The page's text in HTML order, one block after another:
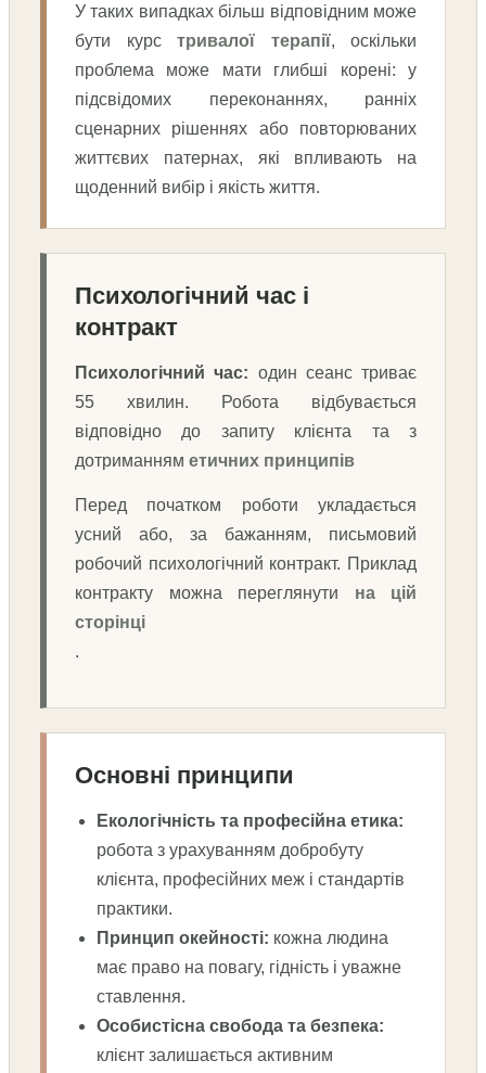
У таких випадках більш відповідним може
бути курс тривалої терапії, оскільки
проблема може мати глибші корені: у
підсвідомих переконаннях, ранніх
сценарних рішеннях або повторюваних
життєвих патернах, які впливають на
щоденний вибір і якість життя.
Психологічний час і
контракт
Психологічний час: один сеанс триває
55 хвилин. Робота відбувається
відповідно до запиту клієнта та з
дотриманням етичних принципів
Перед початком роботи укладається
усний або, за бажанням, письмовий
робочий психологічний контракт. Приклад
контракту можна переглянути на цій
сторінці
.
Основні принципи
Екологічність та професійна етика:
робота з урахуванням добробуту
клієнта, професійних меж і стандартів
практики.
Принцип окейності: кожна людина
має право на повагу, гідність і уважне
ставлення.
Особистісна свобода та безпека:
клієнт залишається активним